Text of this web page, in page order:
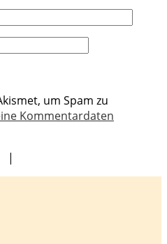
um Spam zu
Kommentardaten
|